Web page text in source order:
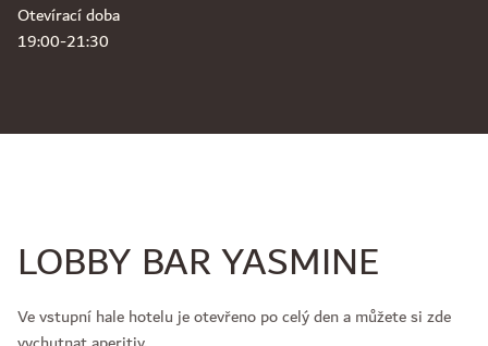
Otevírací doba
19:00-21:30
LOBBY BAR YASMINE
Ve vstupní hale hotelu je otevřeno po celý den a můžete si zde